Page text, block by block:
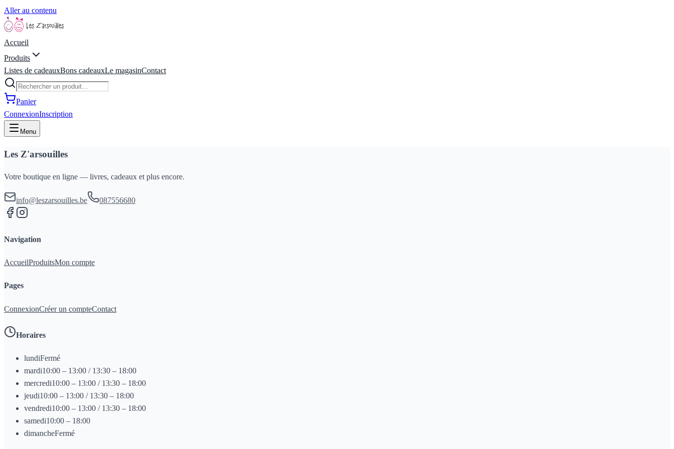
Aller au contenu
Accueil
Produits
Listes de cadeauxBons cadeauxLe magasinContact
Panier
ConnexionInscription
Menu
Les Z'arsouilles
Votre boutique en ligne — livres, cadeaux et plus encore.
info@leszarsouilles.be 087556680
Navigation
AccueilProduitsMon compte
Pages
ConnexionCréer un compteContact
Horaires
lundiFermé
mardi10:00 – 13:00 / 13:30 – 18:00
mercredi10:00 – 13:00 / 13:30 – 18:00
jeudi10:00 – 13:00 / 13:30 – 18:00
vendredi10:00 – 13:00 / 13:30 – 18:00
samedi10:00 – 18:00
dimancheFermé